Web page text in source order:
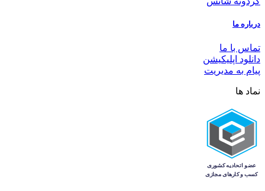
درباره ما
تماس با ما
دانلود اپلیکیشن
پیام به مدیریت
نماد ها